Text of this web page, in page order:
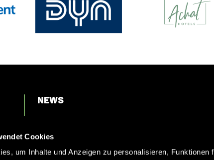
Cookies
um Inhalte und Anzeigen zu personalisieren, Funktionen
News
Kontakt